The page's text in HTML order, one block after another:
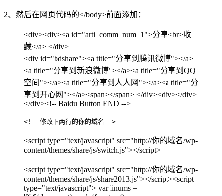
2、然后在网页代码的</body>前面添加：
<div><div><a id="arti_comm_num_1">分享<br>收
藏</a> </div>
<div id="bdshare"><a title="分享到腾讯微博"></a>
<a title="分享到新浪微博"></a><a title="分享到QQ
空间"></a><a title="分享到人人网"></a><a title="分
享到开心网"></a><span></span> </div><div></div>
</div><!-- Baidu Button END -->
<!--修改下两行的你的域名-->
<script type="text/javascript" src="http://你的域名/wp-
content/themes/share/js/switch.js"></script>
<script type="text/javascript" src="http://你的域名/wp-
content/themes/share/js/share2013.js"></script><script
type="text/javascript"> var linums =